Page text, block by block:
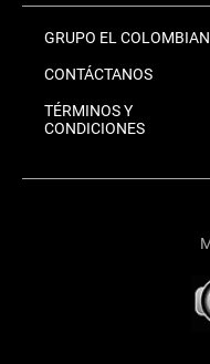
GRUPO EL
CONTÁCTANOS
TÉRMINOS Y
CONDICIONES